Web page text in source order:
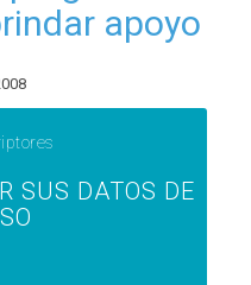
apoyo
SUS DATOS DE